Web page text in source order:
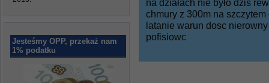
Jesteśmy OPP, przekaż nam
1% podatku
na działach nie było dzis
chmury z 300m na
latanie warun dosc
pofisiowc